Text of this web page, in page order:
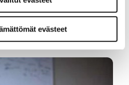
evästeet
keppijumppaa?